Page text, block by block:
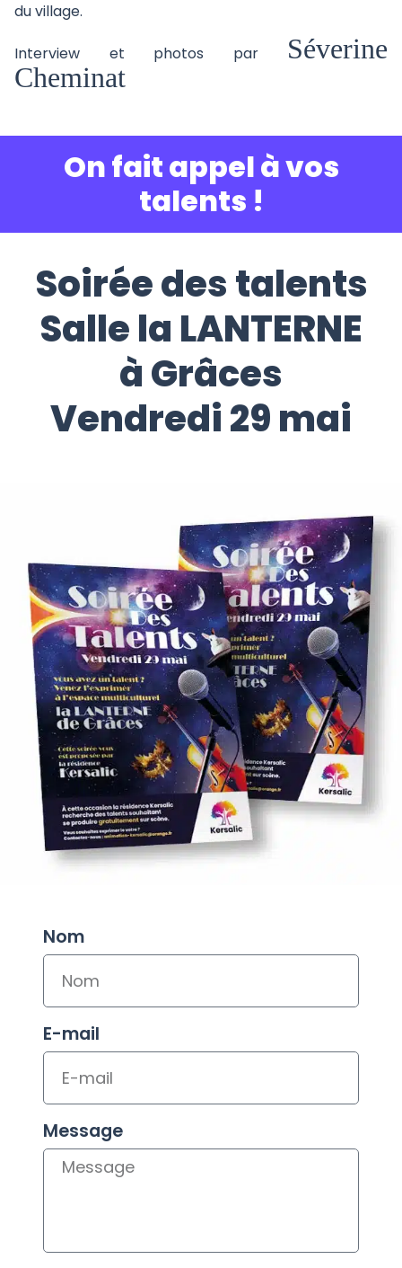
du village.
Interview et photos par Séverine
Cheminat
On fait appel à vos
talents !
Soirée des talents
Salle la LANTERNE
à Grâces
Vendredi 29 mai
Nom
E-mail
Message